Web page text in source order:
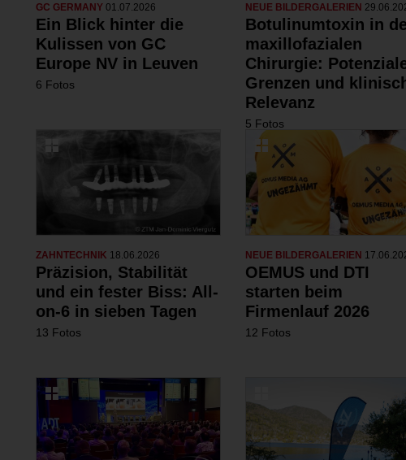
GC GERMANY 01.07.2026
Ein Blick hinter die
Kulissen von GC
Europe NV in Leuven
6 Fotos
NEUE BILDERGALERIEN
Botulinumtoxin in
maxillofazialen
Chirurgie:
Grenzen und
Relevanz
5 Fotos
ZAHNTECHNIK 18.06.2026
Präzision, Stabilität
und ein fester Biss: All-
on-6 in sieben Tagen
13 Fotos
NEUE BILDERGALERIEN
OEMUS und DTI
starten beim
Firmenlauf 2026
12 Fotos